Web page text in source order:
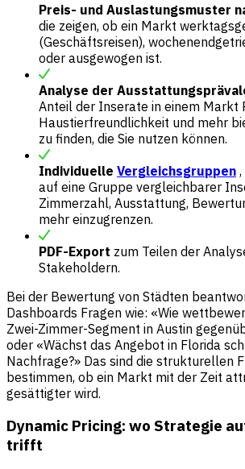
Preis- und Auslastungsmuster
die zeigen, ob ein Markt
(Geschäftsreisen),
oder ausgewogen ist.
Analyse der
Anteil der Inserate in einem Markt
Haustierfreundlichkeit und mehr
zu finden, die Sie nutzen können.
Individuelle Vergleichsgruppen
auf eine Gruppe vergleichbarer
Zimmerzahl, Ausstattung,
mehr einzugrenzen.
PDF-Export zum Teilen der
Stakeholdern.
Bei der Bewertung von Städten
Dashboards Fragen wie: «Wie
Zwei-Zimmer-Segment in Austin
oder «Wächst das Angebot in Florida
Nachfrage?» Das sind die strukturellen
bestimmen, ob ein Markt mit der Zeit
gesättigter wird.
Dynamic Pricing: wo Strategie
trifft